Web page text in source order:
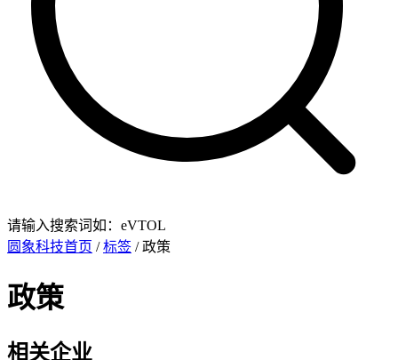
请输入搜索词如：eVTOL
圆象科技首页 /标签 / 政策
政策
相关企业